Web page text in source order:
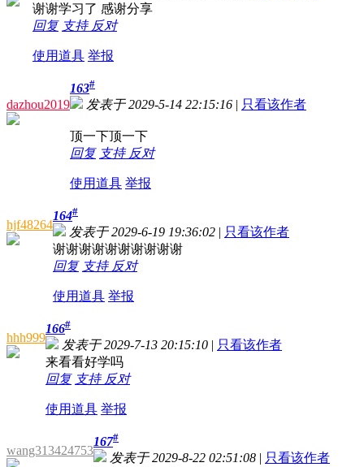
谢谢学习了 感谢分享
回复 支持 反对
使用道具 举报
dazhou2019
163#
发表于 2029-5-14 22:15:16 | 只看该作者
顶一下顶一下
回复 支持 反对
使用道具 举报
hjf48264
164#
发表于 2029-6-19 19:36:02 | 只看该作者
谢谢谢谢谢谢谢谢谢谢
回复 支持 反对
使用道具 举报
hhh999
166#
发表于 2029-7-13 20:15:10 | 只看该作者
来看看好学吗
回复 支持 反对
使用道具 举报
wang313424753
167#
发表于 2029-8-22 02:51:08 | 只看该作者